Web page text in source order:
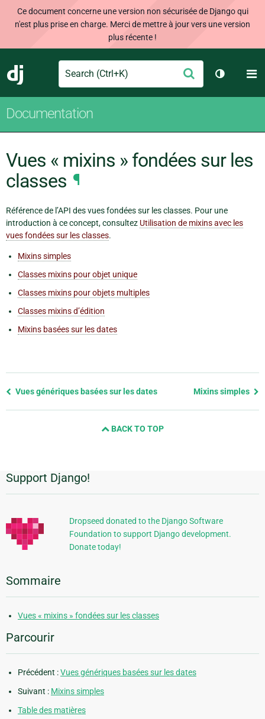
Ce document concerne une version non sécurisée de Django qui
n'est plus prise en charge. Merci de mettre à jour vers une version
plus récente !
Django
Search Envoyer
Changer
Documentation
Vues « mixins » fondées sur les
classes ¶
Référence de l’API des vues fondées sur les classes. Pour une
introduction à ce concept, consultez Utilisation de mixins avec les
vues fondées sur les classes.
Mixins simples
Classes mixins pour objet unique
Classes mixins pour objets multiples
Classes mixins d’édition
Mixins basées sur les dates
Previous
Vues génériques basées sur les dates Mixins simples
BACK TO TOP
Informations
supplémentaires
Support Django!
Dropseed donated to the Django Software
Foundation to support Django development.
Donate today!
Sommaire
Vues « mixins » fondées sur les classes
Parcourir
Précédent :Vues génériques basées sur les dates
Suivant : Mixins simples
Table des matières